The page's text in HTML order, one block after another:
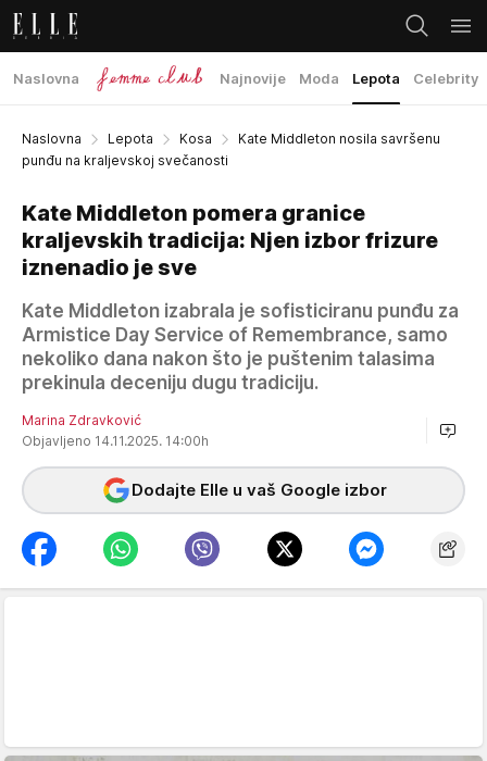
Naslovna Najnovije Moda Lepota Celebrity
Naslovna Lepota Kosa
Kate Middleton nosila savršenu
punđu na kraljevskoj svečanosti
Kate Middleton pomera granice
kraljevskih tradicija: Njen izbor frizure
iznenadio je sve
Kate Middleton izabrala je sofisticiranu punđu za
Armistice Day Service of Remembrance, samo
nekoliko dana nakon što je puštenim talasima
prekinula deceniju dugu tradiciju.
Marina Zdravković
Objavljeno 14.11.2025. 14:00h
Dodajte Elle u vaš Google izbor